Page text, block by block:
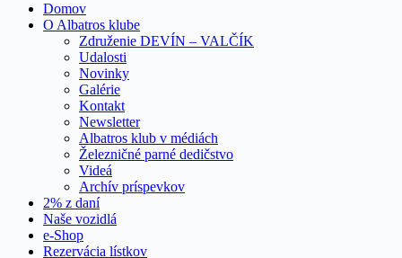
Domov
O Albatros klube
Združenie DEVÍN – VALČÍK
Udalosti
Novinky
Galérie
Kontakt
Newsletter
Albatros klub v médiách
Železničné parné dedičstvo
Videá
Archív príspevkov
2% z daní
Naše vozidlá
e-Shop
Rezervácia lístkov